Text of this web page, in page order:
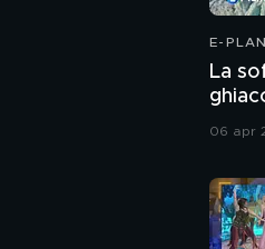
E-
La
06 apr